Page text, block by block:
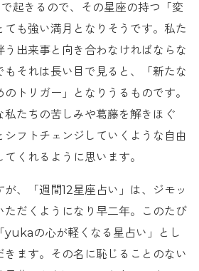
起きるので、その星座の持つ「変
も強い満月となりそうです。私た
う出来事と向き合わなければならな
もそれは長い目で見ると、「新たな
トリガー」となりうるものです。
私たちの苦しみや葛藤を解きほぐ
シフトチェンジしていくような自由
くれるように思います。
、「週間12星座占い」は、ジモッ
ただくようになり早二年。このたび
yukaの心が軽くなる星占い」とし
きます。その名に恥じることのない